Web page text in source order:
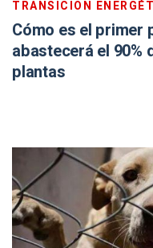
TRANSICIÓN
Cómo es el primer
abastecerá el 90%
plantas